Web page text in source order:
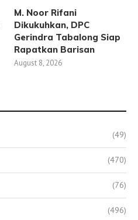
M. Noor Rifani
Dikukuhkan, DPC
Gerindra Tabalong Siap
Rapatkan Barisan
August 8, 2026
(49)
(470)
(76)
(496)